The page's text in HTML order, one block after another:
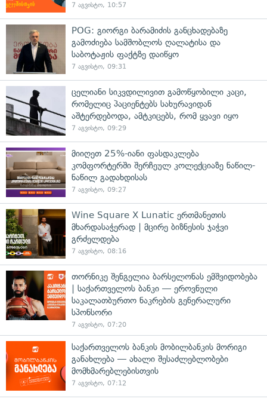
7 აგვისტო, 10:57
POG: გიორგი ბარამიძის განცხადებაზე
გამოძიება სამშობლოს ღალატისა და
საბოტაჟის ფაქტზე დაიწყო
7 აგვისტო, 09:31
ცელიანი სიკვდილივით გამოწყობილი კაცი,
რომელიც პაციენტებს სახურავიდან
აშტერდებოდა, ამტკიცებს, რომ ყვავი იყო
7 აგვისტო, 09:29
მიიღეთ 25%-იანი ფასდაკლება
კომფორტერში შერჩეულ კოლექციაზე ნაწილ-
ნაწილ გადახდისას
7 აგვისტო, 09:27
Wine Square X Lunatic ერთმანეთის
მხარდასაჭერად | მცირე ბიზნესის ჯაჭვი
გრძელდება
7 აგვისტო, 08:16
თორნიკე შენგელია ბარსელონას ემშვიდობება
| საქართველოს ბანკი — ეროვნული
საკალათბურთო ნაკრების გენერალური
სპონსორი
7 აგვისტო, 07:20
საქართველოს ბანკის მობილბანკის მორიგი
განახლება — ახალი შესაძლებლობები
მომხმარებლებისთვის
7 აგვისტო, 07:12